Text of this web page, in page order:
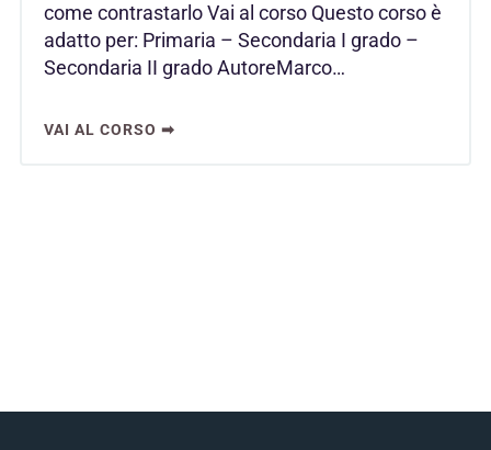
come contrastarlo Vai al corso Questo corso è
adatto per: Primaria – Secondaria I grado –
Secondaria II grado AutoreMarco…
VAI AL CORSO ➡